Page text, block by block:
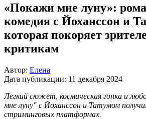
«Покажи мне луну»:
комедия с Йоханссон и
которая покоряет
критикам
Автор: Елена
Дата публикации: 11 декабря 2024
Легкий сюжет, космическая гонка и
мне луну" с Йоханссон и Татумом
стриминговых платформах.